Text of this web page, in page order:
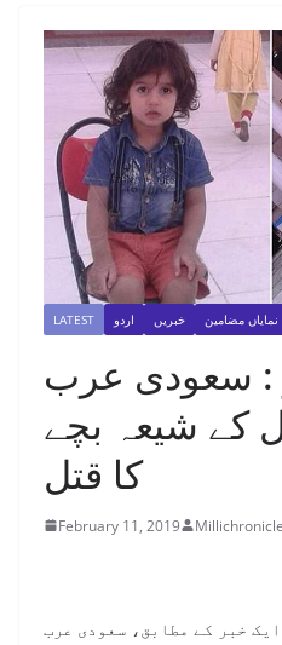
LATEST اردو خبریں نمایاں مضامین
: سعودی عرب
کے شیعہ بچے
کا قتل
February 11, 2019 Millichronicle
خبر کے مطابق، سعودی عرب